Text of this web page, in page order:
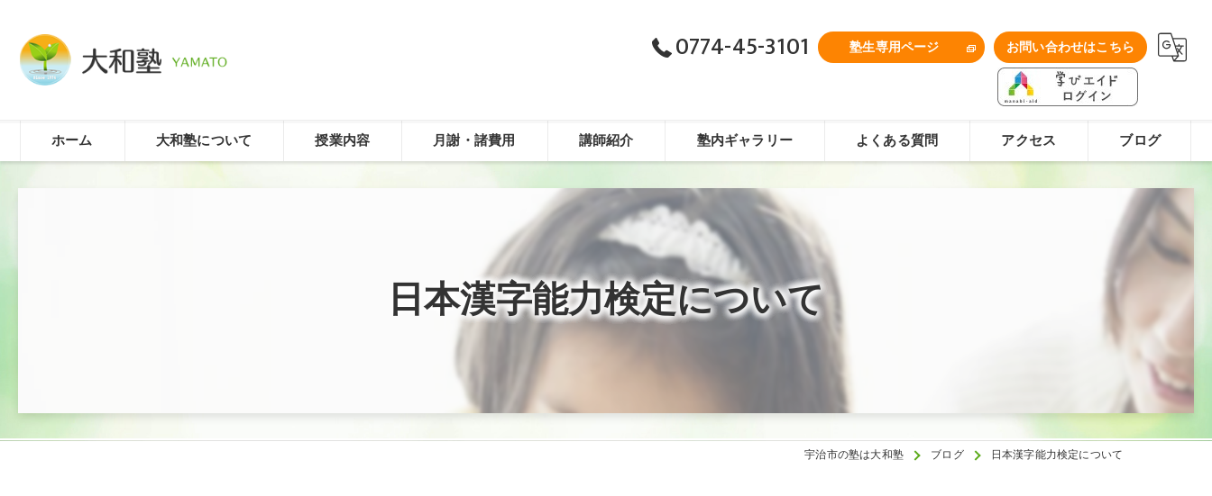
0774-45-3101 塾生専用ページ お問い合わせはこちら
ホーム 大和塾について 授業内容 月謝・諸費用 講師紹介 塾内ギャラリー よくある質問 アクセス ブログ
日本漢字能力検定について
宇治市の塾は大和塾 ブログ 日本漢字能力検定について